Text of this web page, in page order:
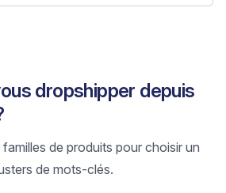
dropshipper depuis
de produits pour choisir un
de mots-clés.